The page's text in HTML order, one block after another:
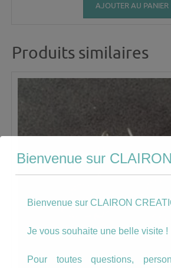
AJOUTER AU PANIER
Produits similaires
Bienvenue sur
Bienvenue sur CLAIRON
Je vous souhaite une belle visite !
Pour toutes questions,